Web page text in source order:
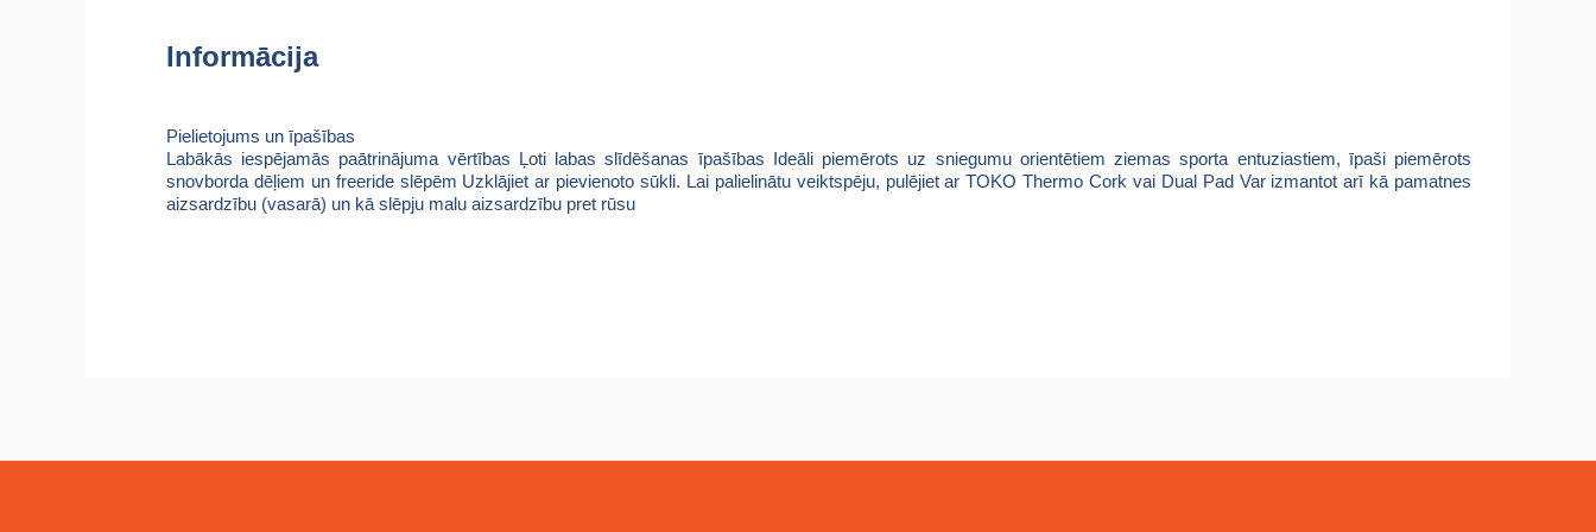
Informācija
Pielietojums un īpašības
Labākās iespējamās paātrinājuma vērtības Ļoti labas slīdēšanas īpašības Ideāli piemērots uz sniegumu orientētiem ziemas sporta entuziastiem, īpaši piemērots
snovborda dēļiem un freeride slēpēm Uzklājiet ar pievienoto sūkli. Lai palielinātu veiktspēju, pulējiet ar TOKO Thermo Cork vai Dual Pad Var izmantot arī kā pamatnes
aizsardzību (vasarā) un kā slēpju malu aizsardzību pret rūsu